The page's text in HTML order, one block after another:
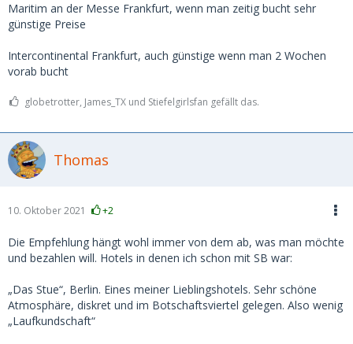
Maritim an der Messe Frankfurt, wenn man zeitig bucht sehr
günstige Preise
Intercontinental Frankfurt, auch günstige wenn man 2 Wochen
vorab bucht
globetrotter, James_TX und Stiefelgirlsfan gefällt das.
Thomas
10. Oktober 2021 +2
Die Empfehlung hängt wohl immer von dem ab, was man möchte
und bezahlen will. Hotels in denen ich schon mit SB war:
„Das Stue“, Berlin. Eines meiner Lieblingshotels. Sehr schöne
Atmosphäre, diskret und im Botschaftsviertel gelegen. Also wenig
„Laufkundschaft“